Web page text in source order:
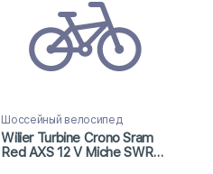
Шоссейный велосипед
Wilier Turbine Crono Sram
Red AXS 12 V Miche SWR